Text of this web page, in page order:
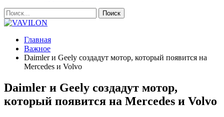
Главная
Важное
Daimler и Geely создадут мотор, который появится на
Mercedes и Volvo
Daimler и Geely создадут мотор,
который появится на Mercedes и Volvo